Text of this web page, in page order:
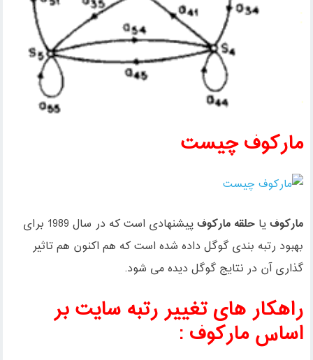
مارکوف چیست
مارکوف یاحلقه مارکوف
پیشنهادی است که در سال 1989 برای
بهبود رتبه بندی گوگل داده شده است که هم اکنون هم تاثیر
گذاری آن در نتایج گوگل دیده می شود.
راهکار های تغییر رتبه سایت بر
اساس مارکوف :